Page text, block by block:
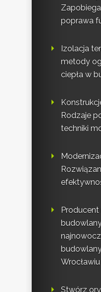
poprawa
Izolacja
metody
ciepła w
Rodzaje
techniki
Wrocławiu
Stwórz